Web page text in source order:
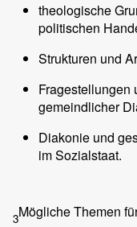
theologische
politischen
Strukturen und
Fragestellungen
gemeindlicher
Diakonie und
im Sozialstaat.
3Mögliche Themen